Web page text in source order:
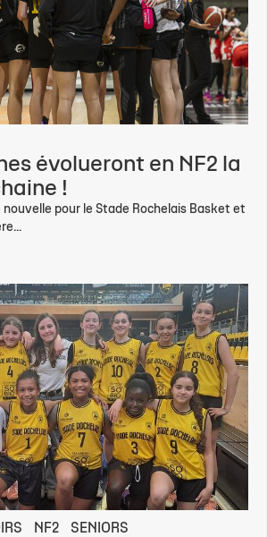
évolueront en NF2 la
!
pour le Stade Rochelais Basket et
NF2 SENIORS